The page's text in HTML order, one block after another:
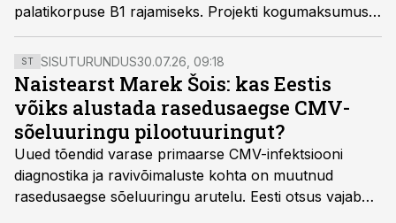
palatikorpuse B1 rajamiseks. Projekti kogumaksumus
on 20 miljonit eurot, millest 70% rahastab Euroopa
Regionaalarengu Fond, 20% Eesti riik ja 10% haigla ise.
ST SISUTURUNDUS30.07.26, 09:18
Naistearst Marek Šois: kas Eestis
võiks alustada rasedusaegse CMV-
sõeluuringu pilootuuringut?
Uued tõendid varase primaarse CMV-infektsiooni
diagnostika ja ravivõimaluste kohta on muutnud
rasedusaegse sõeluuringu arutelu. Eesti otsus vajab